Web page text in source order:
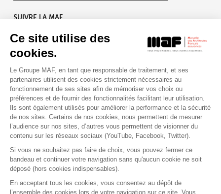
Ce site utilise des
cookies.
Le Groupe MAF, en tant que responsable de traitement, et ses
partenaires utilisent des cookies strictement nécessaires au
fonctionnement de ses sites afin de mémoriser vos choix ou
préférences et de fournir des fonctionnalités facilitant leur utilisation.
Ils sont également utilisés pour améliorer la performance et la sécurité
de nos sites. Certains de nos cookies, nous permettent de mesurer
l’audience sur nos sites, d’autres vous permettent de visionner du
contenu sur les réseaux sociaux (YouTube, Facebook, Twitter).
Si vous ne souhaitez pas faire de choix, vous pouvez fermer ce
bandeau et continuer votre navigation sans qu'aucun cookie ne soit
déposé (hors cookies indispensables).
En acceptant tous les cookies, vous consentez au dépôt de
l’ensemble des cookies lors de votre navigation sur ce site. Vous
SUIVRE LA MAF
RETROUVEZ-NOUS SUR :
Contact Presse Assistance
Mentions légales
Gestion des cookies